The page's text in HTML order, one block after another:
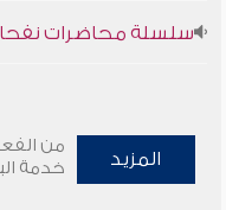
سلسلة محاضرات نفحات
المزيد
من
خدمة